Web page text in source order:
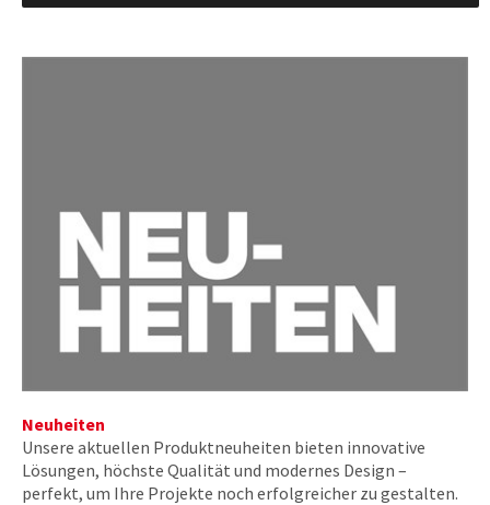
Neuheiten
Unsere aktuellen Produktneuheiten bieten innovative
Lösungen, höchste Qualität und modernes Design –
perfekt, um Ihre Projekte noch erfolgreicher zu gestalten.